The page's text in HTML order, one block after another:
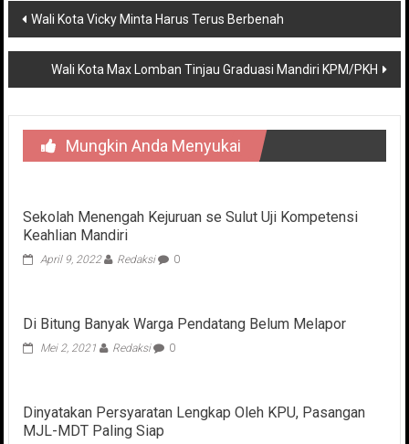
Navigasi
pos
Wali Kota Vicky Minta Harus Terus Berbenah
Wali Kota Max Lomban Tinjau Graduasi Mandiri KPM/PKH
Mungkin Anda Menyukai
Sekolah Menengah Kejuruan se Sulut Uji Kompetensi
Keahlian Mandiri
April 9, 2022 Redaksi 0
Di Bitung Banyak Warga Pendatang Belum Melapor
Mei 2, 2021 Redaksi 0
Dinyatakan Persyaratan Lengkap Oleh KPU, Pasangan
MJL-MDT Paling Siap